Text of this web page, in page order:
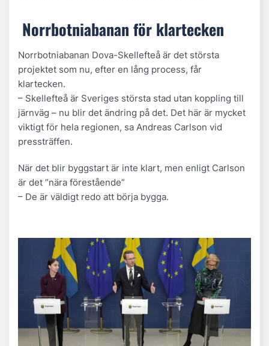
Norrbotniabanan för klartecken
Norrbotniabanan Dova-Skellefteå är det största
projektet som nu, efter en lång process, får
klartecken.
– Skellefteå är Sveriges största stad utan koppling till
järnväg – nu blir det ändring på det. Det här är mycket
viktigt för hela regionen, sa Andreas Carlson vid
pressträffen.
När det blir byggstart är inte klart, men enligt Carlson
är det ”nära förestående”
– De är väldigt redo att börja bygga.